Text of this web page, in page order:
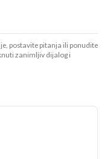
postavite pitanja ili ponudite
zanimljiv dijalog i